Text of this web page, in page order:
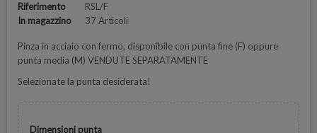
Riferimento
RSL/F
In magazzino
37 Articoli
Pinza in acciaio con fermo, disponibile con punta fine (F) oppure
punta media (M) VENDUTE SEPARATAMENTE
Selezionate la punta desiderata!
Dimensioni punta